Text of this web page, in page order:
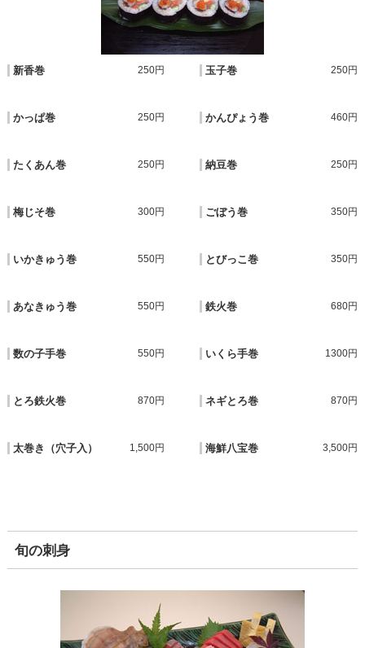
新香巻 250円 玉子巻 250円
かっぱ巻 250円 かんぴょう巻 460円
たくあん巻 250円 納豆巻 250円
梅じそ巻 300円 ごぼう巻 350円
いかきゅう巻 550円 とびっこ巻 350円
あなきゅう巻 550円 鉄火巻 680円
数の子手巻 550円 いくら手巻 1300円
とろ鉄火巻 870円 ネギとろ巻 870円
太巻き（穴子入） 1,500円 海鮮八宝巻 3,500円
旬の刺身